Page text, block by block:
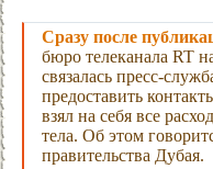
Сразу после
бюро телеканала RT
связалась пресс-
предоставить
взял на себя все
тела. Об этом
правительства Дубая.